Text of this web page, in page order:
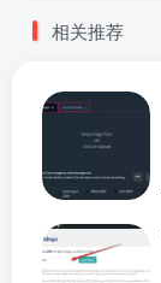
相关推荐